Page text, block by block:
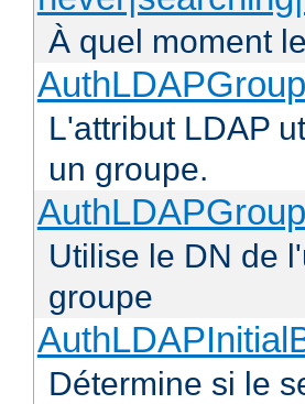
À quel moment
L'attribut LDAP
un groupe.
Utilise le DN de
groupe
Détermine si le